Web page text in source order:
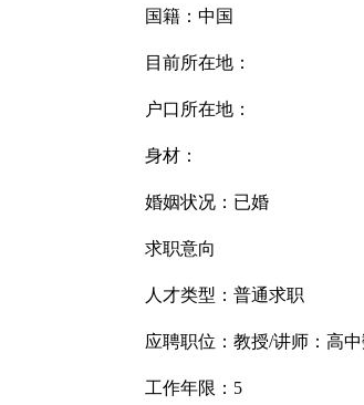
国籍：中国
目前所在地：
户口所在地：
身材：
婚姻状况：已婚
求职意向
人才类型：普通求职
应聘职位：教授/讲师：高
工作年限：5